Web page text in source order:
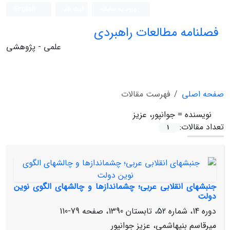
فصلنامه مطالعات راهبردی
علمی - پژوهشی
صفحه اصلی
فهرست مقالات
نویسنده = جوانپور، عزیز
تعداد مقالات:
1
جنبش‏های انقلابی عربی؛ چشم‏اندازها و چالش‏های الگوی نوین
دولت
دوره 14، شماره 52، تابستان 1390، صفحه
79-110
میرقاسم بنی‏هاشمی، عزیز جوانپور